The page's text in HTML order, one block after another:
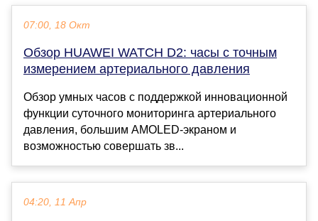
07:00, 18 Окт
Обзор HUAWEI WATCH D2: часы с точным
измерением артериального давления
Обзор умных часов с поддержкой инновационной
функции суточного мониторинга артериального
давления, большим AMOLED-экраном и
возможностью совершать зв...
04:20, 11 Апр